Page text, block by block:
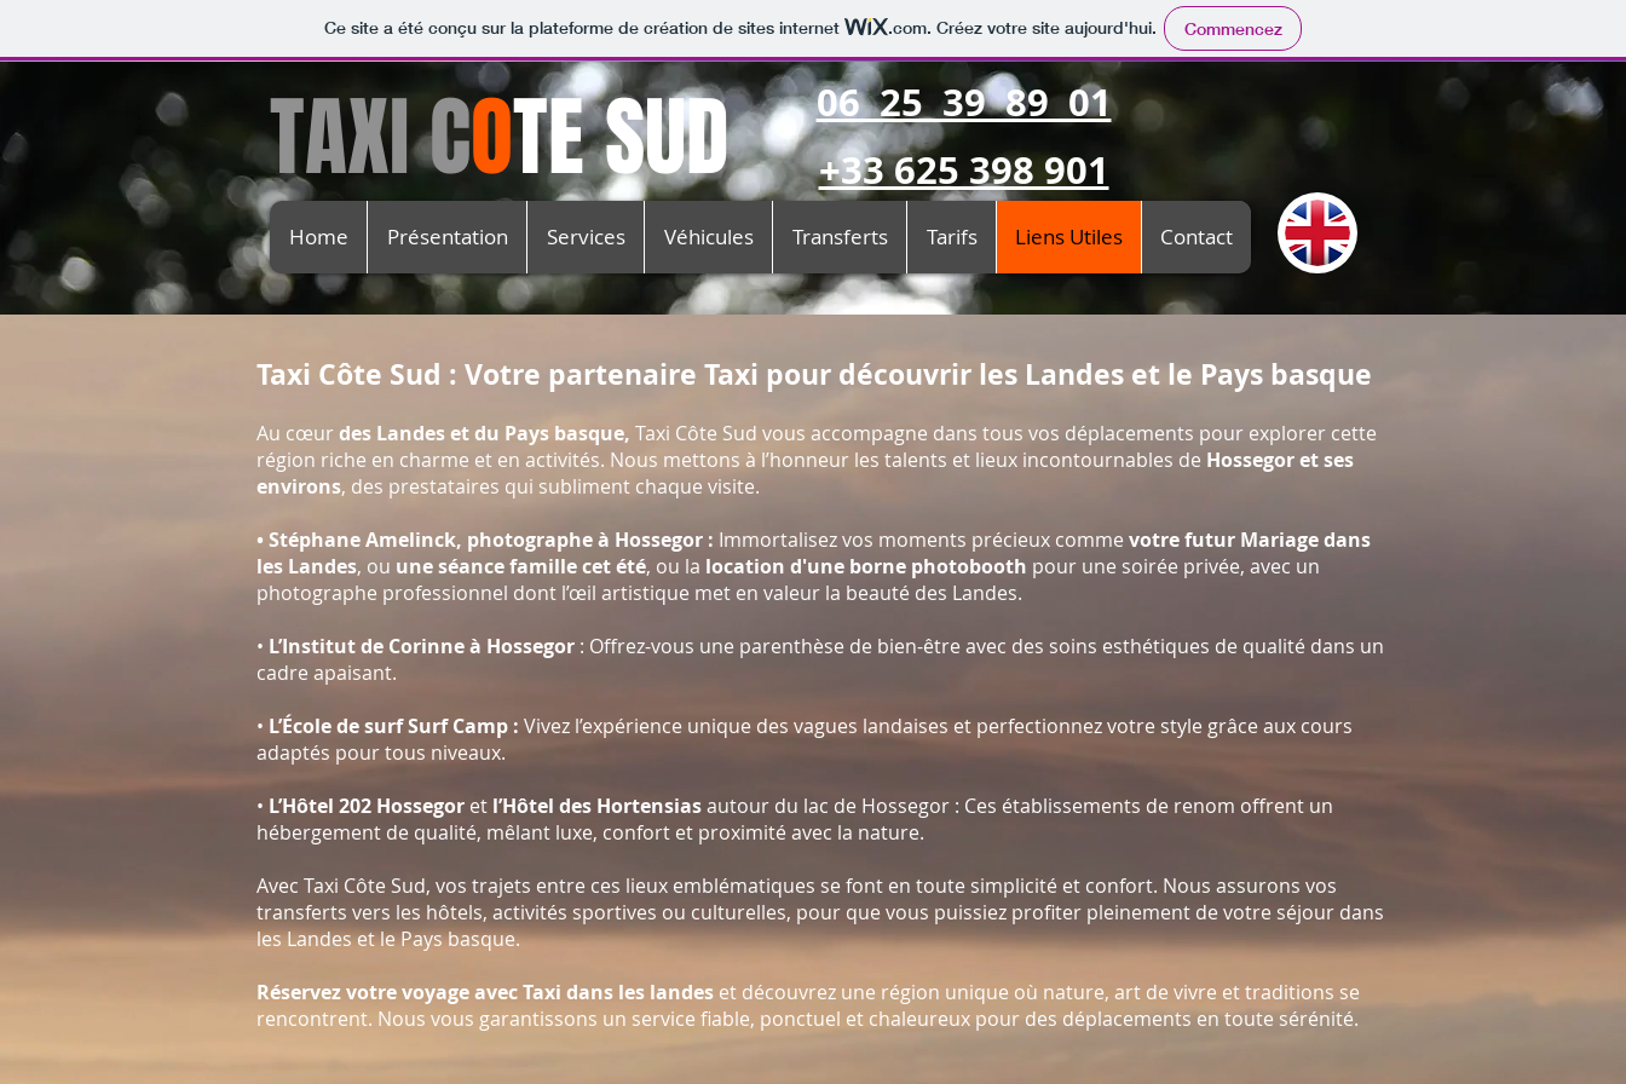
Ce site a été conçu sur la plateforme de création de sites internet .com. Créez votre site aujourd'hui. Commencez
Home Présentation Services Véhicules Transferts Tarifs Liens Utiles Contact
06 25 39 89 01
​+33 625 398 901
TAXI COTE SUD
Taxi Côte Sud : Votre partenaire Taxi pour découvrir les Landes et le Pays basque
Au cœurdes Landes et du Pays basque, Taxi Côte Sud vous accompagne dans tous vos déplacements pour explorer cette
région riche en charme et en activités. Nous mettons à l’honneur les talents et lieux incontournables de Hossegor et ses
environs, des prestataires qui subliment chaque visite.
•Stéphane Amelinck, photographe à Hossegor : Immortalisez vos moments précieux comme votre futur Mariage dans
les Landes, ou une séance famille cet été, ou la location d'une borne photobooth pour une soirée privée, avec un
photographe professionnel dont l’œil artistique met en valeur la beauté des Landes.
• L’Institut de Corinne à Hossegor : Offrez-vous une parenthèse de bien-être avec des soins esthétiques de qualité dans un
cadre apaisant.
• L’École de surf Surf Camp : Vivez l’expérience unique des vagues landaises et perfectionnez votre style grâce aux cours
adaptés pour tous niveaux.
• L’Hôtel 202 Hossegor et l’Hôtel des Hortensiasautour du lac de Hossegor : Ces établissements de renom offrent un
hébergement de qualité, mêlant luxe, confort et proximité avec la nature.
Avec Taxi Côte Sud, vos trajets entre ces lieux emblématiques se font en toute simplicité et confort. Nous assurons vos
transferts vers les hôtels, activités sportives ou culturelles, pour que vous puissiez profiter pleinement de votre séjour dans
les Landes et le Pays basque.
Réservez votre voyage avec Taxi dans les landes et découvrez une région unique où nature, art de vivre et traditions se
rencontrent. Nous vous garantissons un service fiable, ponctuel et chaleureux pour des déplacements en toute sérénité.